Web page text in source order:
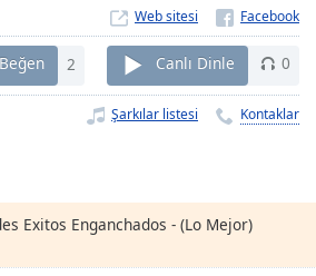
Web sitesi
Beğen 2 Canlı Dinle 0
Şarkılar listesi Kontaklar
Exitos Enganchados - (Lo Mejor)